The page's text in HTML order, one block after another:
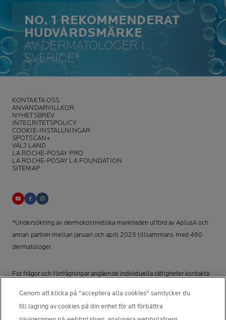
NO. 1 REKOMMENDERAT
HUDVÅRDSMÄRKE
AV DERMATOLOGER I
SVERIGE*
KONTAKTA OSS
ANVÄNDARVILLKOR
NYHETSBREV
INTEGRITETSPOLICY
COOKIE-INSTÄLLNINGAR
SPOTSCAN+
VÄLJ LAND
LA ROCHE-POSAY PRO
LA ROCHE-POSAY LA FOUNDATION
SITEMAP
*Undersökning av dermokosmetiska marknaden utförd av AplusA och
annan partner mellan januari och april 2025 tillsammans med 480
dermatologer.
För frågor och förfrågningar angående individuella rättigheter kontakta:
TILLVERKARINFORMATION
Genom att klicka på "acceptera alla cookies" samtycker du
till lagring av cookies på din enhet för att förbättra